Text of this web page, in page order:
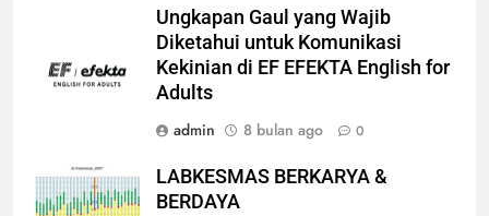
Ungkapan Gaul yang Wajib
Diketahui untuk Komunikasi
Kekinian di EF EFEKTA English for
Adults
admin
8 bulan ago 0
LABKESMAS BERKARYA &
BERDAYA